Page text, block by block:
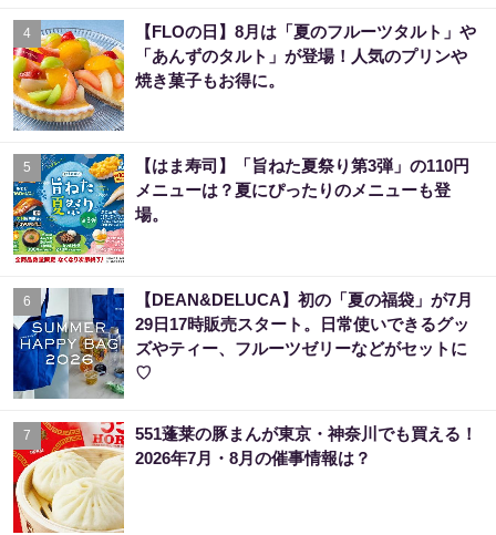
4
【FLOの日】8月は「夏のフルーツタルト」や
「あんずのタルト」が登場！人気のプリンや
焼き菓子もお得に。
5
【はま寿司】「旨ねた夏祭り第3弾」の110円
メニューは？夏にぴったりのメニューも登
場。
6
【DEAN&DELUCA】初の「夏の福袋」が7月
29日17時販売スタート。日常使いできるグッ
ズやティー、フルーツゼリーなどがセットに
♡
7
551蓬莱の豚まんが東京・神奈川でも買える！
2026年7月・8月の催事情報は？